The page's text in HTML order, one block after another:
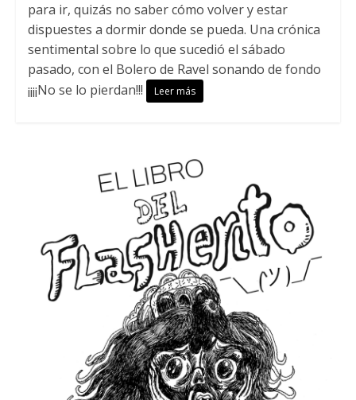
para ir, quizás no saber cómo volver y estar
dispuestes a dormir donde se pueda. Una crónica
sentimental sobre lo que sucedió el sábado
pasado, con el Bolero de Ravel sonando de fondo
¡¡¡¡No se lo pierdan!!!
Leer más